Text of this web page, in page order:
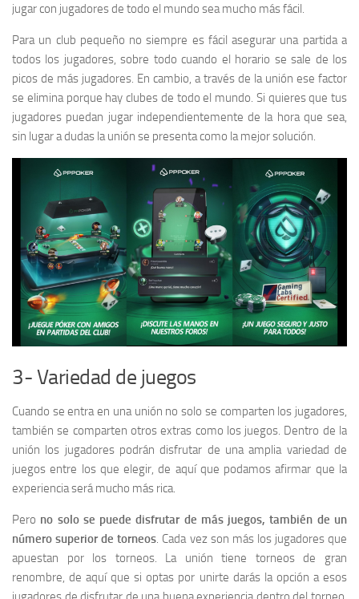
jugar con jugadores de todo el mundo sea mucho más fácil.
Para un club pequeño no siempre es fácil asegurar una partida a
todos los jugadores, sobre todo cuando el horario se sale de los
picos de más jugadores. En cambio, a través de la unión ese factor
se elimina porque hay clubes de todo el mundo. Si quieres que tus
jugadores puedan jugar independientemente de la hora que sea,
sin lugar a dudas la unión se presenta como la mejor solución.
3- Variedad de juegos
Cuando se entra en una unión no solo se comparten los jugadores,
también se comparten otros extras como los juegos. Dentro de la
unión los jugadores podrán disfrutar de una amplia variedad de
juegos entre los que elegir, de aquí que podamos afirmar que la
experiencia será mucho más rica.
Pero no solo se puede disfrutar de más juegos, también de un
número superior de torneos. Cada vez son más los jugadores que
apuestan por los torneos. La unión tiene torneos de gran
renombre, de aquí que si optas por unirte darás la opción a esos